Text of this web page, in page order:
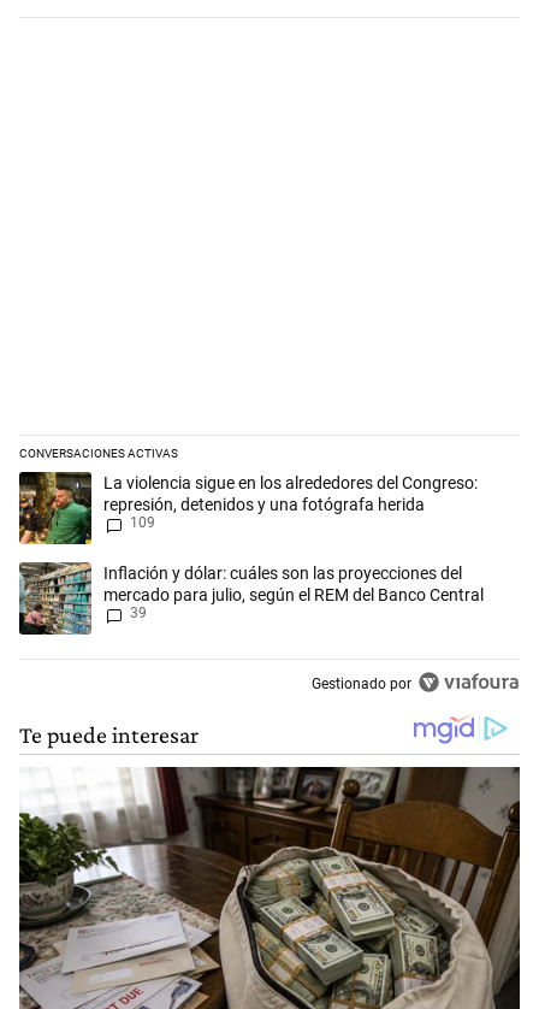
CONVERSACIONES ACTIVAS
Este listado muestra los artículos con más comentarios en los
Un artículo de tendencia con el título "La violencia sigue en los
La violencia sigue en los alrededores del Congreso:
represión, detenidos y una fotógrafa herida
109
Un artículo de tendencia con el título "Inflación y dólar: cuáles son
Inflación y dólar: cuáles son las proyecciones del
mercado para julio, según el REM del Banco Central
39
Gestionado por